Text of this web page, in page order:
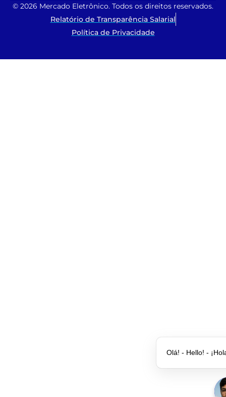
© 2026 Mercado Eletrônico. Todos os direitos reservados.
Relatório de Transparência Salarial
Política de Privacidade
Olá! - Hello! -